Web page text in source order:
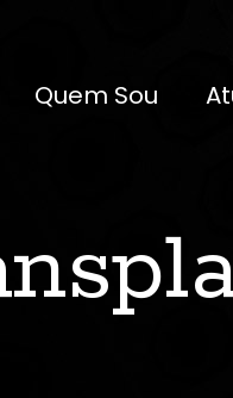
Quem Sou